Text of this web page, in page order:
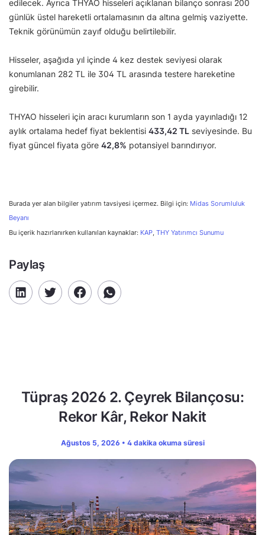
edilecek. Ayrıca THYAO hisseleri açıklanan bilanço sonrası 200
günlük üstel hareketli ortalamasının da altına gelmiş vaziyette.
Teknik görünümün zayıf olduğu belirtilebilir.
Hisseler, aşağıda yıl içinde 4 kez destek seviyesi olarak
konumlanan 282 TL ile 304 TL arasında testere hareketine
girebilir.
THYAO hisseleri için aracı kurumların son 1 ayda yayınladığı 12
aylık ortalama hedef fiyat beklentisi 433,42 TL seviyesinde. Bu
fiyat güncel fiyata göre 42,8% potansiyel barındırıyor.
Burada yer alan bilgiler yatırım tavsiyesi içermez. Bilgi için: Midas Sorumluluk
Beyanı
Bu içerik hazırlanırken kullanılan kaynaklar: KAP, THY Yatırımcı Sunumu
Paylaş
Tüpraş 2026 2. Çeyrek Bilançosu:
Rekor Kâr, Rekor Nakit
Ağustos 5, 2026 • 4 dakika okuma süresi